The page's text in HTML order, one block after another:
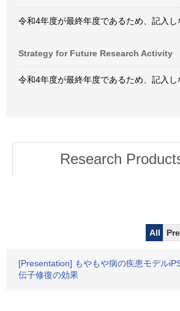
令和4年度が最終年度であるため、記入し
Strategy for Future Research Activity
令和4年度が最終年度であるため、記入し
Research
All
[Presentation] もやもや病の疾患モデル
伝子修復の効果